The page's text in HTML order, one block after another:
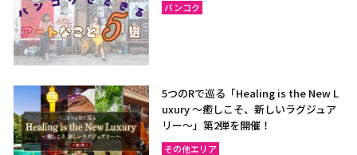
バンコク
5つのRで巡る「Healing is the New L
uxury ～癒しこそ、新しいラグジュア
リー〜」第2弾を開催！
その他エリア